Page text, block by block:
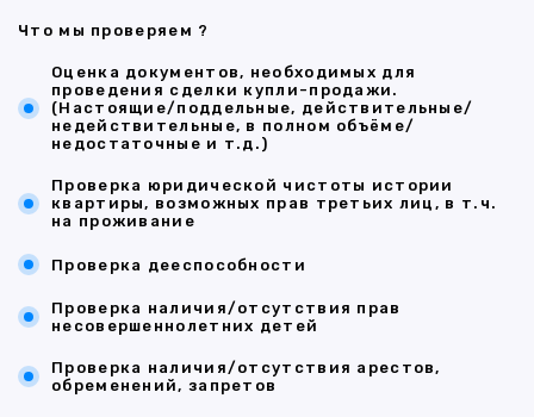
Что мы проверяем ?
Оценка документов, необходимых для
проведения сделки купли-продажи.
(Настоящие/поддельные, действительные/
недействительные, в полном объёме/
недостаточные и т.д.)
Проверка юридической чистоты истории
квартиры, возможных прав третьих лиц, в т.ч.
на проживание
Проверка дееспособности
Проверка наличия/отсутствия прав
несовершеннолетних детей
Проверка наличия/отсутствия арестов,
обременений, запретов